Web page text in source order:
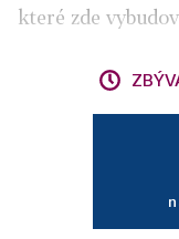
které zde